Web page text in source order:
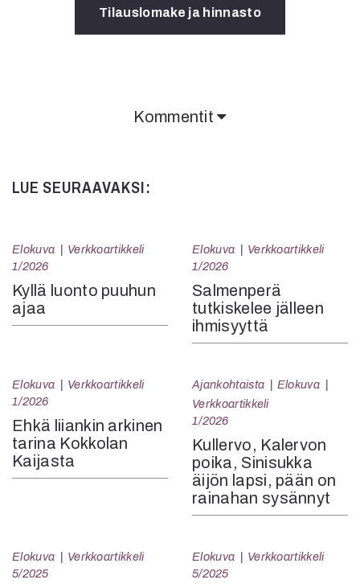
Tilauslomake ja hinnasto
Kommentit
LUE SEURAAVAKSI:
Elokuva
Verkkoartikkeli
1/2026
Kyllä luonto puuhun
ajaa
Elokuva
Verkkoartikkeli
1/2026
Salmenperä
tutkiskelee jälleen
ihmisyyttä
Elokuva
Verkkoartikkeli
1/2026
Ehkä liiankin arkinen
tarina Kokkolan
Kaijasta
Ajankohtaista
Elokuva
Verkkoartikkeli
1/2026
Kullervo, Kalervon
poika, Sinisukka
äijön lapsi, pään on
rainahan sysännyt
Elokuva
Verkkoartikkeli
5/2025
Elokuva
Verkkoartikkeli
5/2025